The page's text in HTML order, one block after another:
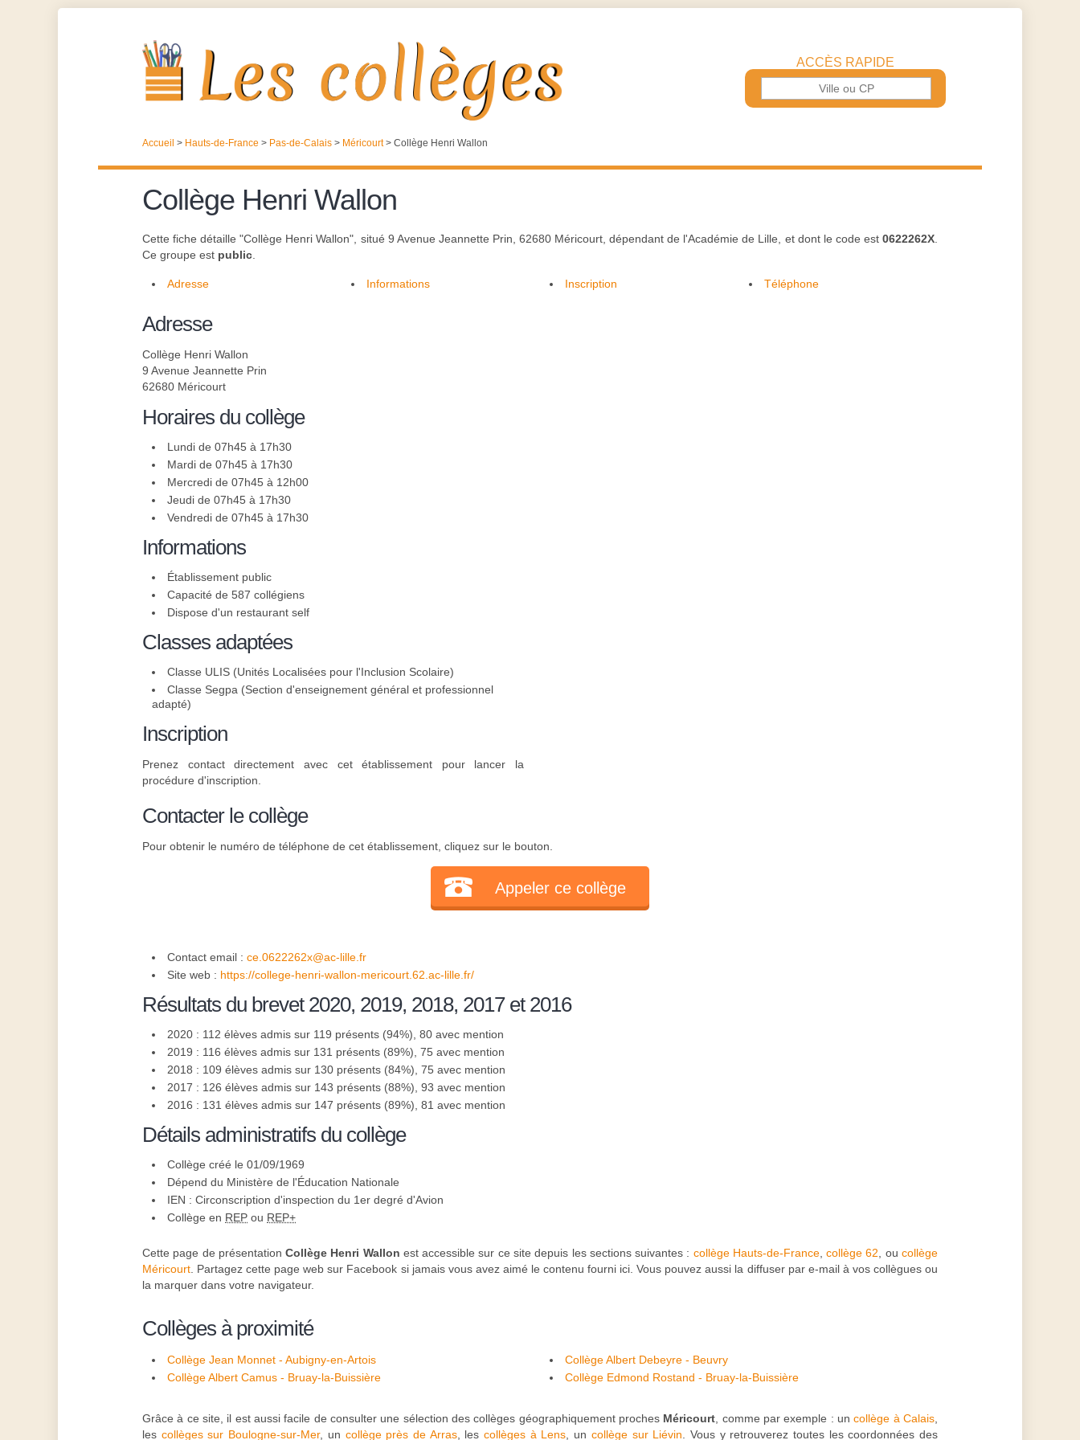
ACCÈS RAPIDE
Accueil > Hauts-de-France > Pas-de-Calais > Méricourt> Collège Henri Wallon
Collège Henri Wallon
Cette fiche détaille "Collège Henri Wallon", situé 9 Avenue Jeannette Prin, 62680 Méricourt, dépendant de l'Académie de Lille, et dont le code est 0622262X
Ce groupe est public
Adresse Informations Inscription Téléphone
Adresse
Collège Henri Wallon
9 Avenue Jeannette Prin
62680 Méricourt
Horaires du collège
Lundi de 07h45 à 17h30
Mardi de 07h45 à 17h30
Mercredi de 07h45 à 12h00
Jeudi de 07h45 à 17h30
Vendredi de 07h45 à 17h30
Informations
Établissement public
Capacité de 587 collégiens
Dispose d'un restaurant self
Classes adaptées
Classe ULIS (Unités Localisées pour l'Inclusion Scolaire)
Classe Segpa (Section d'enseignement général et professionnel
adapté)
Inscription
Prenez contact directement avec cet établissement pour lancer la
procédure d'inscription.
Contacter le collège
Pour obtenir le numéro de téléphone de cet établissement, cliquez sur le bouton.
Appeler ce collège
Contact email : ce.0622262x@ac-lille.fr
Site web : https://college-henri-wallon-mericourt.62.ac-lille.fr/
Résultats du brevet 2020, 2019, 2018, 2017 et 2016
2020 : 112 élèves admis sur 119 présents (94%), 80 avec mention
2019 : 116 élèves admis sur 131 présents (89%), 75 avec mention
2018 : 109 élèves admis sur 130 présents (84%), 75 avec mention
2017 : 126 élèves admis sur 143 présents (88%), 93 avec mention
2016 : 131 élèves admis sur 147 présents (89%), 81 avec mention
Détails administratifs du collège
Collège créé le 01/09/1969
Dépend du Ministère de l'Éducation Nationale
IEN : Circonscription d'inspection du 1er degré d'Avion
Collège en REP ou REP+
Cette page de présentationCollège Henri Wallon est accessible sur ce site depuis les sections suivantes : collège Hauts-de-France,collège 62 , oucollège
Méricourt . Partagez cette page web sur Facebook si jamais vous avez aimé le contenu fourni ici. Vous pouvez aussi la diffuser par e-mail à vos collègues ou
la marquer dans votre navigateur.
Collèges à proximité
Collège Jean Monnet - Aubigny-en-Artois
Collège Albert Debeyre - Beuvry
Collège Albert Camus - Bruay-la-Buissière
Collège Edmond Rostand - Bruay-la-Buissière
Grâce à ce site, il est aussi facile de consulter une sélection des collèges géographiquement proches Méricourt , comme par exemple : uncollège à Calais
les collèges sur Boulogne-sur-Mer, un collège près de Arras, lescollèges à Lens , un collège sur Liévin . Vous y retrouverez toutes les coordonnées des